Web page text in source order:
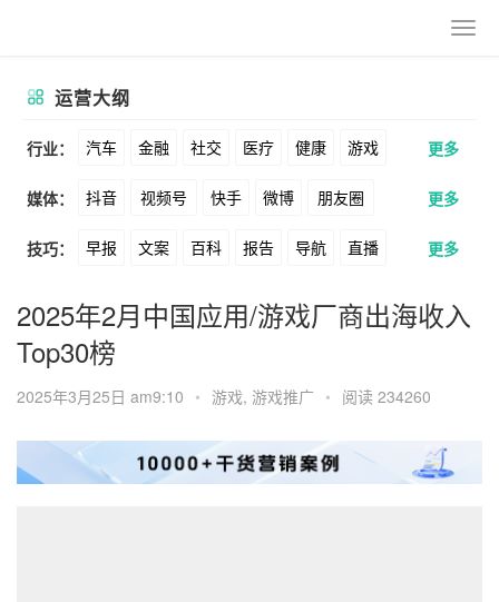
运营大纲
行业： 汽车 金融 社交 医疗 健康 游戏
动漫 美妆 美食 家装 教育 婚纱
酒旅 母婴 宠物 文娱 跨境 科技
广告 元宇宙 房地产
更多
媒体： 抖音 视频号 快手 微博 朋友圈
公众号 B站 小红书 头条 知乎
Soul 360 百度 搜狗 爱奇艺 美柚
美图
Tiktok YouTube Yahoo Bing
更多
技巧： 早报 文案 百科 报告 导航 直播
卖货 脚本 话术 电商 私域 社群
涨粉
数据 拉新 活动 用户 游戏 海外
元宇宙 跨境 青瓜通
更多
2025年2月中国应用/游戏厂商出海收入
Top30榜
2025年3月25日 am9:10 • 游戏, 游戏推广 • 阅读 234260